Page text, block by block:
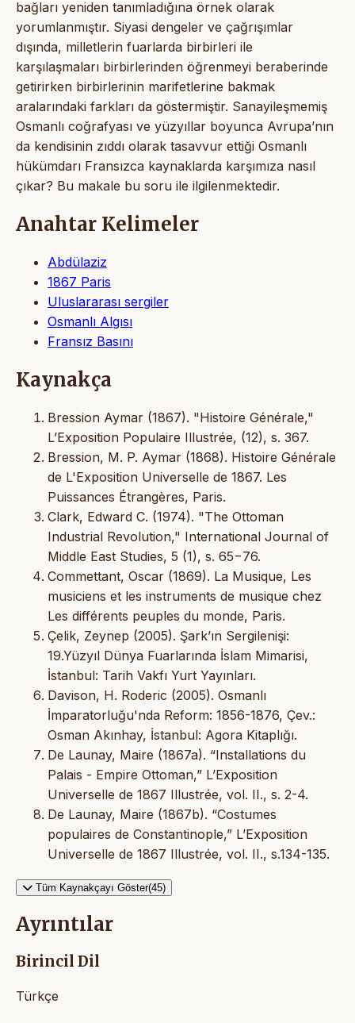
bağları yeniden tanımladığına örnek olarak
yorumlanmıştır. Siyasi dengeler ve çağrışımlar
dışında, milletlerin fuarlarda birbirleri ile
karşılaşmaları birbirlerinden öğrenmeyi beraberinde
getirirken birbirlerinin marifetlerine bakmak
aralarındaki farkları da göstermiştir. Sanayileşmemiş
Osmanlı coğrafyası ve yüzyıllar boyunca Avrupa’nın
da kendisinin zıddı olarak tasavvur ettiği Osmanlı
hükümdarı Fransızca kaynaklarda karşımıza nasıl
çıkar? Bu makale bu soru ile ilgilenmektedir.
Anahtar Kelimeler
Abdülaziz
1867 Paris
Uluslararası sergiler
Osmanlı Algısı
Fransız Basını
Kaynakça
Bression Aymar (1867). "Histoire Générale,"
LʼExposition Populaire Illustrée, (12), s. 367.
Bression, M. P. Aymar (1868). Histoire Générale
de L'Exposition Universelle de 1867. Les
Puissances Étrangères, Paris.
Clark, Edward C. (1974). "The Ottoman
Industrial Revolution," International Journal of
Middle East Studies, 5 (1), s. 65−76.
Commettant, Oscar (1869). La Musique, Les
musiciens et les instruments de musique chez
Les différents peuples du monde, Paris.
Çelik, Zeynep (2005). Şark’ın Sergilenişi:
19.Yüzyıl Dünya Fuarlarında İslam Mimarisi,
İstanbul: Tarih Vakfı Yurt Yayınları.
Davison, H. Roderic (2005). Osmanlı
İmparatorluğu'nda Reform: 1856-1876, Çev.:
Osman Akınhay, İstanbul: Agora Kitaplığı.
De Launay, Maire (1867a). “Installations du
Palais - Empire Ottoman,” L’Exposition
Universelle de 1867 Illustrée, vol. II., s. 2-4.
De Launay, Maire (1867b). “Costumes
populaires de Constantinople,” L’Exposition
Universelle de 1867 Illustrée, vol. II., s.134-135.
Tüm Kaynakçayı Göster(45)
Ayrıntılar
Birincil Dil
Türkçe